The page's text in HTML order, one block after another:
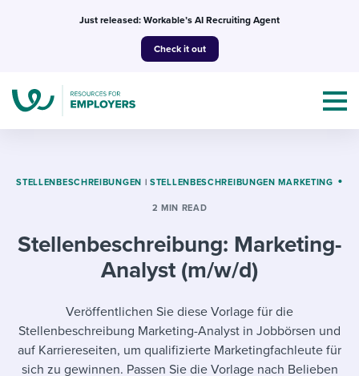
Just released: Workable’s AI Recruiting Agent
Check it out
Mobilizing AI in my work
Evaluating candidates
Templates & Guides
I WANT...
Job description templates
I WANT TO LEARN ABOUT...
Attend webinars & events
Workable customer stories
STELLENBESCHREIBUNGEN | STELLENBESCHREIBUNGEN MARKETING
2 MIN READ
Stellenbeschreibung: Marketing-
Analyst (m/w/d)
Veröffentlichen Sie diese Vorlage für die
Stellenbeschreibung Marketing-Analyst in Jobbörsen und
auf Karriereseiten, um qualifizierte Marketingfachleute für
sich zu gewinnen. Passen Sie die Vorlage nach Belieben